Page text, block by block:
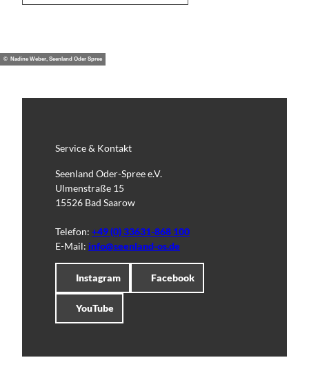
© Nadine Weber, Seenland Oder Spree
Service & Kontakt
Seenland Oder-Spree e.V.
Ulmenstraße 15
15526 Bad Saarow
Telefon: +49 (0) 33631-868 100
E-Mail: info@seenland-os.de
Instagram Facebook
YouTube